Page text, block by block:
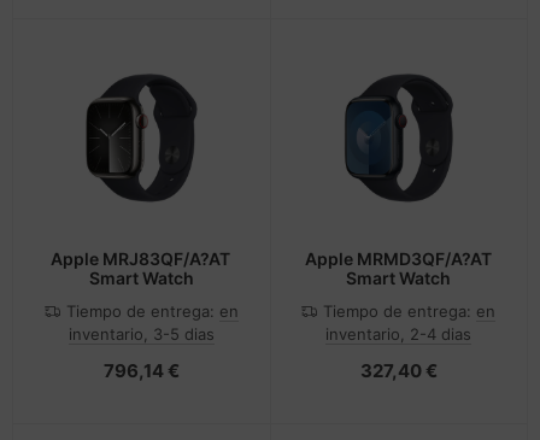
Apple MRJ83QF/A?AT
Smart Watch
Tiempo de entrega: en
inventario, 3-5 dias
796,14 €
Apple MRMD3QF/A?AT
Smart Watch
Tiempo de entrega: en
inventario, 2-4 dias
327,40 €